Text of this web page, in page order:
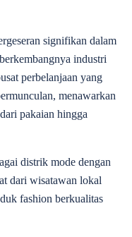
signifikan dalam
industri
perbelanjaan yang
menawarkan
pakaian hingga
distrik mode dengan
dari wisatawan lokal
fashion berkualitas